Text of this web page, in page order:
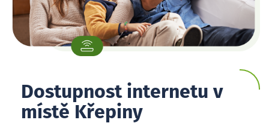
Dostupnost internetu v
místě Křepiny